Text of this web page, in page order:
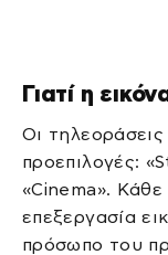
Γιατί η
Οι
προεπιλογές:
«Cinema». Κάθε
επεξεργασία
πρόσωπο του